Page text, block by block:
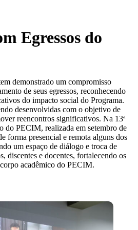
Egressos do
demonstrado um compromisso
de seus egressos, reconhecendo
do impacto social do Programa.
desenvolvidas com o objetivo de
reencontros significativos. Na 13ª
do PECIM, realizada em setembro de
forma presencial e remota alguns dos
um espaço de diálogo e troca de
discentes e docentes, fortalecendo os
acadêmico do PECIM.